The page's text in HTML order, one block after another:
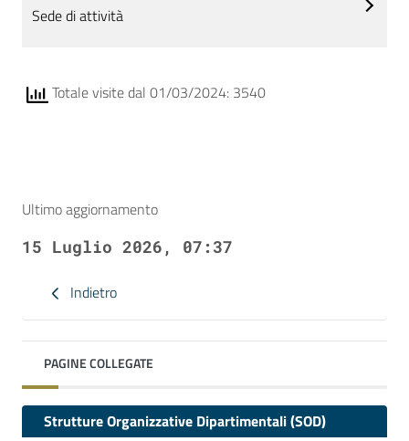
Indietro
PAGINE COLLEGATE
Strutture Organizzative Dipartimentali (SOD)
Sede di attività
Totale visite dal 01/03/2024: 3540
Ultimo aggiornamento
15 Luglio 2026, 07:37